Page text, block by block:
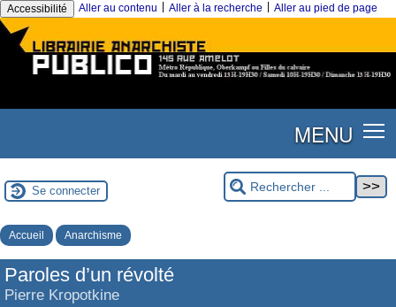
Accessibilité Aller au contenu Aller à la recherche Aller au pied de page
MENU
Se connecter
Accueil Anarchisme
Paroles d’un révolté
Pierre Kropotkine